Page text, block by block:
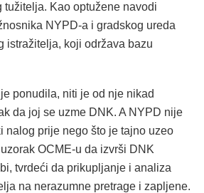
tužitelja. Kao optužene navodi
NYPD-a i gradskog ureda
istražitelja, koji održava bazu
ponudila, niti je od nje nikad
da joj se uzme DNK. A NYPD nije
nalog prije nego što je tajno uzeo
OCME-u da izvrši DNK
tvrdeći da prikupljanje i analiza
na nerazumne pretrage i zapljene.